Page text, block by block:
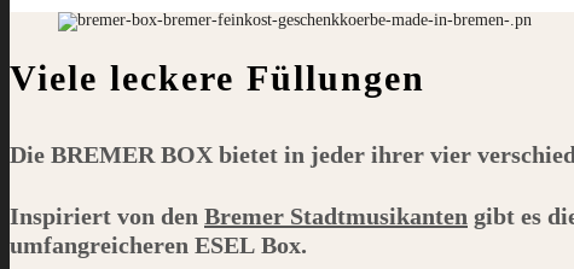
Viele leckere Füllungen
Die BREMER BOX bietet in jeder ihrer vier
Inspiriert von den Bremer Stadtmusikanten gibt es
umfangreicheren ESEL Box.